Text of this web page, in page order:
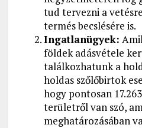
tud tervezni a
termés becslésére is.
Ingatlanügyek:
földek adásvétele
találkozhatunk a
holdas szőlőbirtok
hogy pontosan
területről van szó,
meghatározásában